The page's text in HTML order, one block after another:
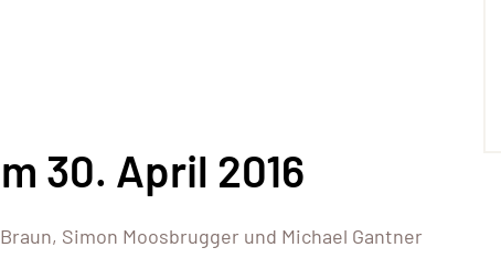
30. April 2016
Simon Moosbrugger und Michael Gantner